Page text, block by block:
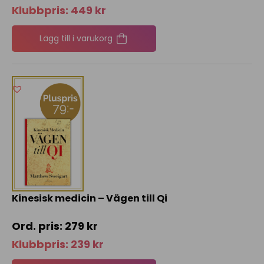
Klubbpris: 449 kr
Lägg till i varukorg
Kinesisk medicin – Vägen till Qi
279 kr
Klubbpris: 239 kr